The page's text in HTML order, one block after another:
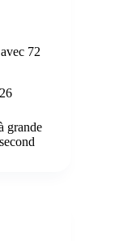
72
grande